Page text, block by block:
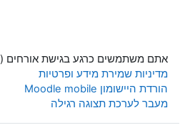
אתם משתמשים כרגע בגישת אורחים (
מדיניות שמירת מידע ופרטיות
הורדת היישומון Moodle mobile
מעבר לערכת תצוגה רגילה